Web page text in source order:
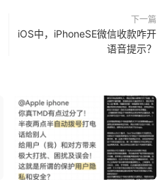
下一篇
iOS中，iPhoneSE微信收款咋开
语音提示？